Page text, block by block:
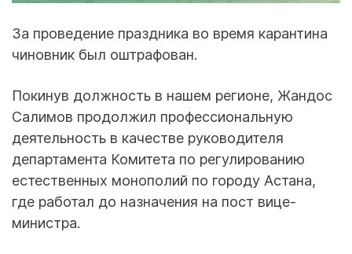
За проведение праздника во время карантина
чиновник был оштрафован.
Покинув должность в нашем регионе, Жандос
Салимов продолжил профессиональную
деятельность в качестве руководителя
департамента Комитета по регулированию
естественных монополий по городу Астана,
где работал до назначения на пост вице-
министра.